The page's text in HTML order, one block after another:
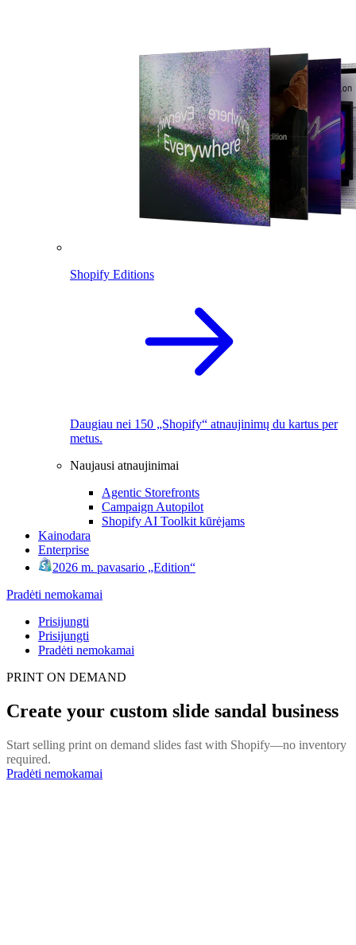
Shopify Editions
Daugiau nei 150 „Shopify“ atnaujinimų du kartus per
metus.
Naujausi atnaujinimai
Agentic Storefronts
Campaign Autopilot
Shopify AI Toolkit kūrėjams
Kainodara
Enterprise
2026 m. pavasario „Edition“
Pradėti nemokamai
Prisijungti
Prisijungti
Pradėti nemokamai
PRINT ON DEMAND
Create your custom slide sandal business
Start selling print on demand slides fast with Shopify—no inventory
required.
Pradėti nemokamai